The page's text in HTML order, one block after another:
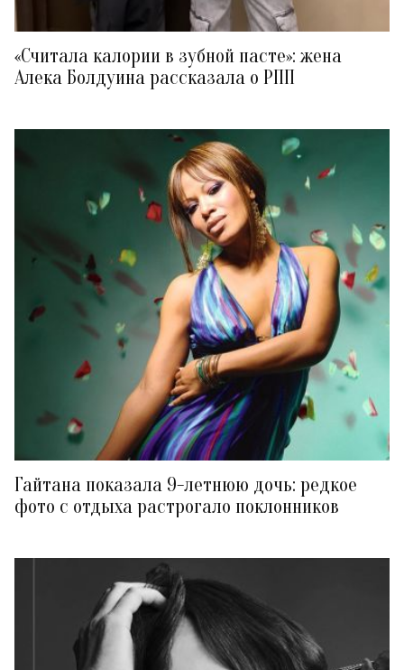
«Считала калории в зубной пасте»: жена
Алека Болдуина рассказала о РПП
Гайтана показала 9-летнюю дочь: редкое
фото с отдыха растрогало поклонников